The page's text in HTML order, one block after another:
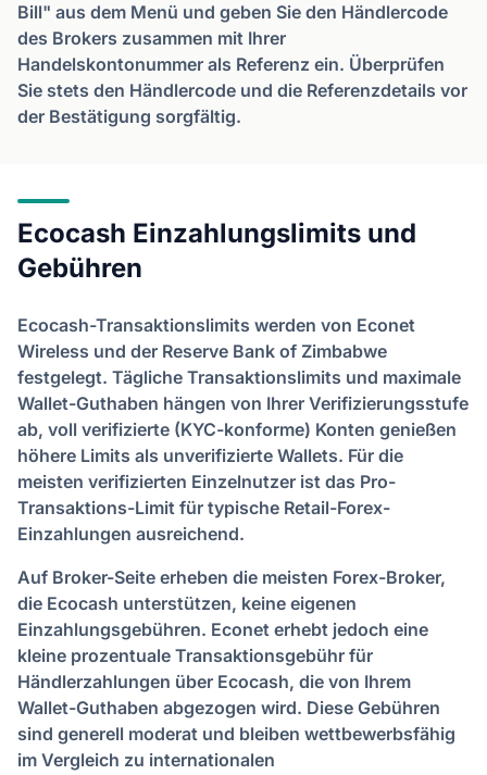
Bill" aus dem Menü und geben Sie den Händlercode
des Brokers zusammen mit Ihrer
Handelskontonummer als Referenz ein. Überprüfen
Sie stets den Händlercode und die Referenzdetails vor
der Bestätigung sorgfältig.
Ecocash Einzahlungslimits und
Gebühren
Ecocash-Transaktionslimits werden von Econet
Wireless und der Reserve Bank of Zimbabwe
festgelegt. Tägliche Transaktionslimits und maximale
Wallet-Guthaben hängen von Ihrer Verifizierungsstufe
ab, voll verifizierte (KYC-konforme) Konten genießen
höhere Limits als unverifizierte Wallets. Für die
meisten verifizierten Einzelnutzer ist das Pro-
Transaktions-Limit für typische Retail-Forex-
Einzahlungen ausreichend.
Auf Broker-Seite erheben die meisten Forex-Broker,
die Ecocash unterstützen, keine eigenen
Einzahlungsgebühren. Econet erhebt jedoch eine
kleine prozentuale Transaktionsgebühr für
Händlerzahlungen über Ecocash, die von Ihrem
Wallet-Guthaben abgezogen wird. Diese Gebühren
sind generell moderat und bleiben wettbewerbsfähig
im Vergleich zu internationalen